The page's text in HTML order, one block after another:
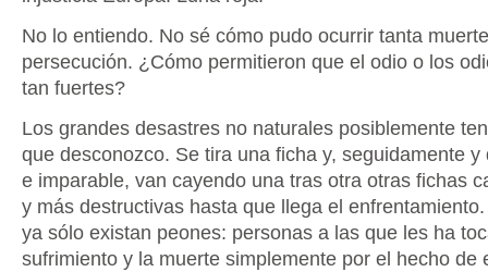
No lo entiendo. No sé cómo pudo ocurrir tanta
persecución. ¿Cómo permitieron que el odio o los
tan fuertes?
Los grandes desastres no naturales posiblemente
que desconozco. Se tira una ficha y, seguidamente y
e imparable, van cayendo una tras otra otras fichas
y más destructivas hasta que llega el
ya sólo existan peones: personas a las que les ha
sufrimiento y la muerte simplemente por el hecho de